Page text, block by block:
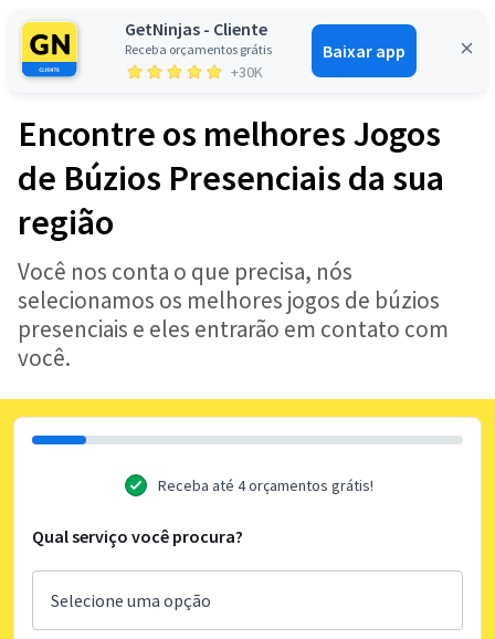
GetNinjas - Cliente
Receba orçamentos grátis
+30K
Baixar app
Entrar
Encontre os melhores Jogos
de Búzios Presenciais da sua
região
Você nos conta o que precisa, nós
selecionamos os melhores jogos de búzios
presenciais e eles entrarão em contato com
você.
Receba até 4 orçamentos grátis!
Qual serviço você procura?